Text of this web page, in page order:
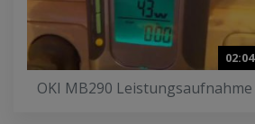
02:04
OKI MB290 Leistungsaufnahme